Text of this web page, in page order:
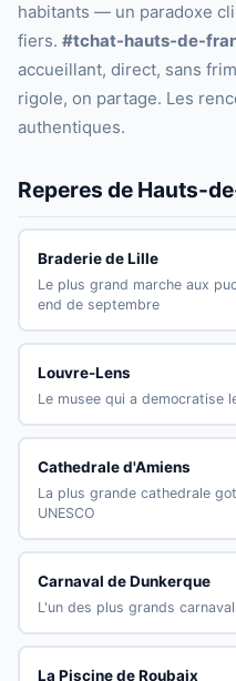
habitants — un paradoxe
fiers. #tchat-hauts-de-
accueillant, direct, sans
rigole, on partage. Les
authentiques.
Reperes de Hauts-
Braderie de Lille
Le plus grand marche aux
end de septembre
Louvre-Lens
Le musee qui a democratise
Cathedrale d'Amiens
La plus grande cathedrale
UNESCO
Carnaval de Dunkerque
L'un des plus grands
La Piscine de Roubaix